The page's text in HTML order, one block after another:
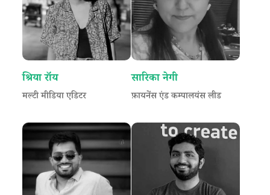
श्रिया रॉय
मल्टी मीडिया एडिटर
सारिका नेगी
फ़ायनेंस एंड कम्पालयंस लीड